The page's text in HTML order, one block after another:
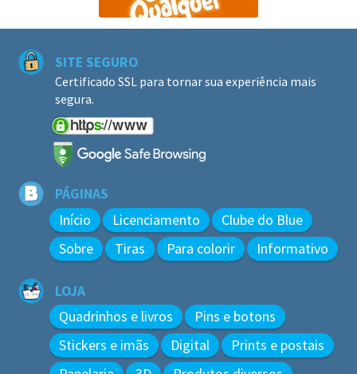
SITE SEGURO
Certificado SSL para tornar sua experiência mais
segura.
PÁGINAS
Início Licenciamento
Clube do Blue
Sobre
Tiras Para colorir Informativo
LOJA
Quadrinhos e livros
Pins e botons
Stickers e imãs
Digital
Prints e postais